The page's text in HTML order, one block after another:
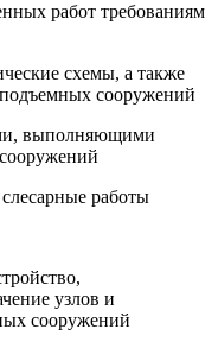
работ требованиям
схемы, а также
сооружений
выполняющими
работы
узлов и
сооружений